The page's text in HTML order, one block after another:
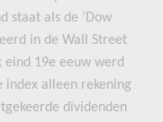
staat als de ‘Dow
in de Wall Street
eind 19e eeuw werd
index alleen rekening
dividenden